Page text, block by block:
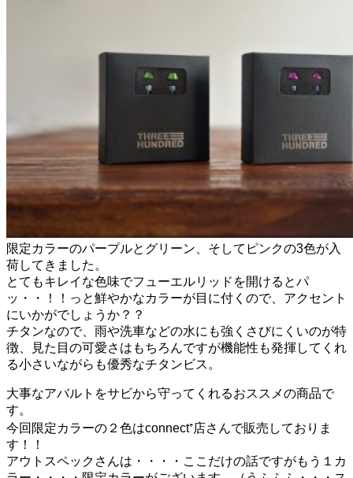
限定カラーのパープルとグリーン、そしてピンクの3色が入
荷してきました。
とてもキレイな色味でフューエルリッドを開けるとパ
ッ・・！！っと鮮やかなカラーが目に付くので、アクセント
にいかがでしょうか？？
チタンなので、雨や洗車などの水にも強くさびにくいのが特
徴、見た目の可愛さはもちろんですが機能性も発揮してくれ
る小さいながらも優秀なチタンビス。
大事なアバルトをサビから守ってくれるおススメの商品で
す。
今回限定カラーの２色はconnect⁺店さんで販売しておりま
す！！
アウトスペックさんは・・・・ここだけの話ですがもう１カ